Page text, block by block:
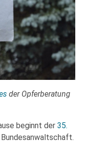
der Opferberatung
beginnt der 35.